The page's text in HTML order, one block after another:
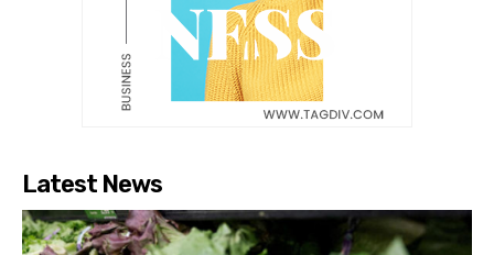
Latest News